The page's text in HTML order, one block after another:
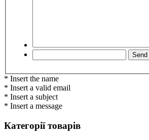
* Insert the name
* Insert a valid email
* Insert a subject
* Insert a message
Категорії товарів